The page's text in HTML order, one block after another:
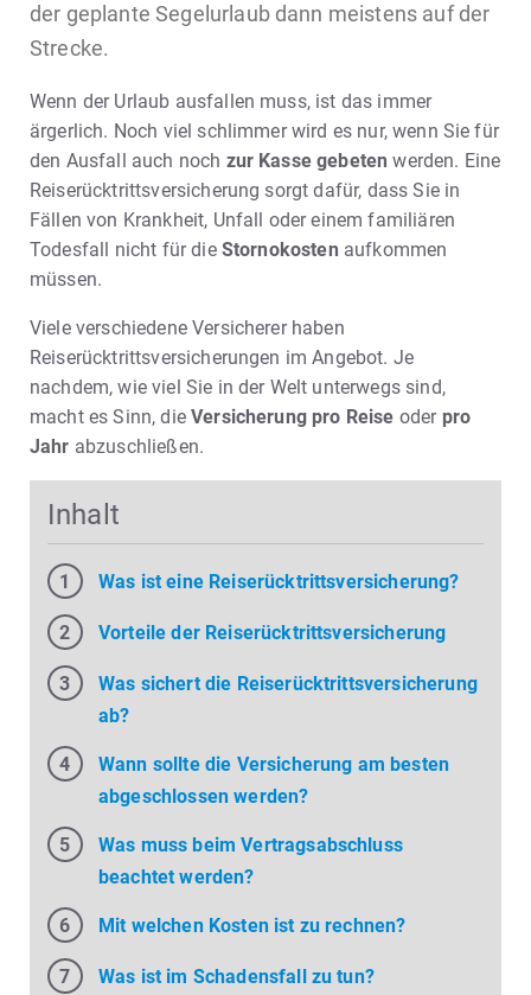
der geplante Segelurlaub dann meistens auf der
Strecke.
Wenn der Urlaub ausfallen muss, ist das immer
ärgerlich. Noch viel schlimmer wird es nur, wenn Sie für
den Ausfall auch noch zur Kasse gebeten werden. Eine
Reiserücktrittsversicherung sorgt dafür, dass Sie in
Fällen von Krankheit, Unfall oder einem familiären
Todesfall nicht für die Stornokosten aufkommen
müssen.
Viele verschiedene Versicherer haben
Reiserücktrittsversicherungen im Angebot. Je
nachdem, wie viel Sie in der Welt unterwegs sind,
macht es Sinn, dieVersicherung pro Reise oder pro
Jahr abzuschließen.
Inhalt
Was ist eine Reiserücktrittsversicherung?
Vorteile der Reiserücktrittsversicherung
Was sichert die Reiserücktrittsversicherung
ab?
Wann sollte die Versicherung am besten
abgeschlossen werden?
Was muss beim Vertragsabschluss
beachtet werden?
Mit welchen Kosten ist zu rechnen?
Was ist im Schadensfall zu tun?